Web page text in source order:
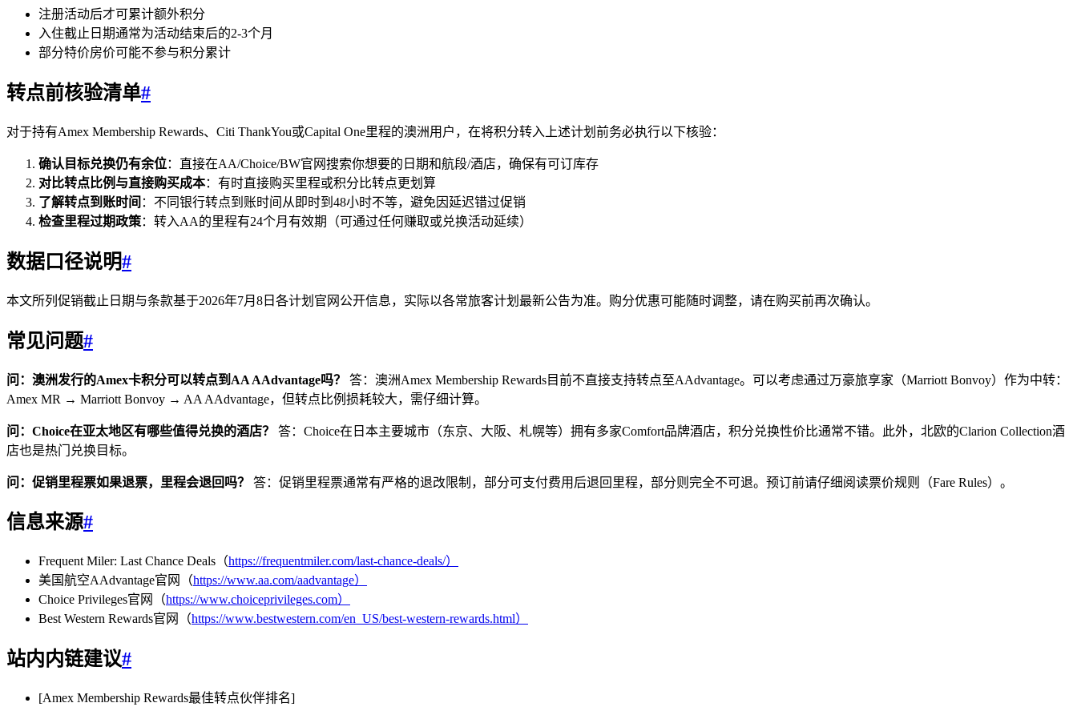
SYDNEY · INDEPENDENT · EST. 2026
注册活动后才可累计额外积分
入住截止日期通常为活动结束后的2-3个月
部分特价房价可能不参与积分累计
转点前核验清单#
对于持有Amex Membership Rewards、Citi ThankYou或Capital One里程的澳洲用户，在将积分转入上述计划前务必执行以下核验：
确认目标兑换仍有余位：直接在AA/Choice/BW官网搜索你想要的日期和航段/酒店，确保有可订库存
对比转点比例与直接购买成本：有时直接购买里程或积分比转点更划算
了解转点到账时间 ：不同银行转点到账时间从即时到48小时不等，避免因延迟错过促销
检查里程过期政策：转入AA的里程有24个月有效期（可通过任何赚取或兑换活动延续）
数据口径说明#
本文所列促销截止日期与条款基于2026年7月8日各计划官网公开信息，实际以各常旅客计划最新公告为准。购分优惠可能随时调整，请在购买前再次确认。
常见问题#
问：澳洲发行的Amex卡积分可以转点到AA AAdvantage吗？
答：澳洲Amex Membership Rewards目前不直接支持转点至AAdvantage。可以考虑通过万豪旅享家（Marriott Bonvoy）作为中转：
Amex MR → Marriott Bonvoy → AA AAdvantage，但转点比例损耗较大，需仔细计算。
问：Choice在亚太地区有哪些值得兑换的酒店？
答：Choice在日本主要城市（东京、大阪、札幌等）拥有多家Comfort品牌酒店，积分兑换性价比通常不错。此外，北欧的Clarion Collection酒
店也是热门兑换目标。
问：促销里程票如果退票，里程会退回吗？ 答：促销里程票通常有严格的退改限制，部分可支付费用后退回里程，部分则完全不可退。预订前请仔细阅读票价规则（Fare Rules）。
信息来源#
Frequent Miler: Last Chance Deals（https://frequentmiler.com/last-chance-deals/）
美国航空AAdvantage官网（https://www.aa.com/aadvantage）
Choice Privileges官网（https://www.choiceprivileges.com）
Best Western Rewards官网（https://www.bestwestern.com/en_US/best-western-rewards.html）
站内内链建议#
[Amex Membership Rewards最佳转点伙伴排名]